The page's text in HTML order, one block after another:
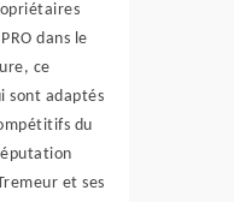
dans le
ce
sont adaptés
du
et ses